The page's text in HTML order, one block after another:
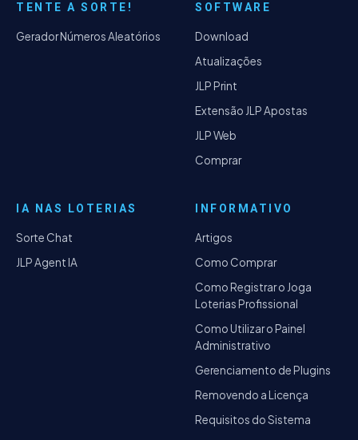
TENTE A SORTE!
Gerador Números Aleatórios
SOFTWARE
Download
Atualizações
JLP Print
Extensão JLP Apostas
JLP Web
Comprar
IA NAS LOTERIAS
Sorte Chat
JLP Agent IA
INFORMATIVO
Artigos
Como Comprar
Como Registrar o Joga
Loterias Profissional
Como Utilizar o Painel
Administrativo
Gerenciamento de Plugins
Removendo a Licença
Requisitos do Sistema